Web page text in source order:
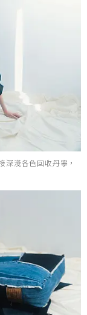
淺各色回收丹寧，